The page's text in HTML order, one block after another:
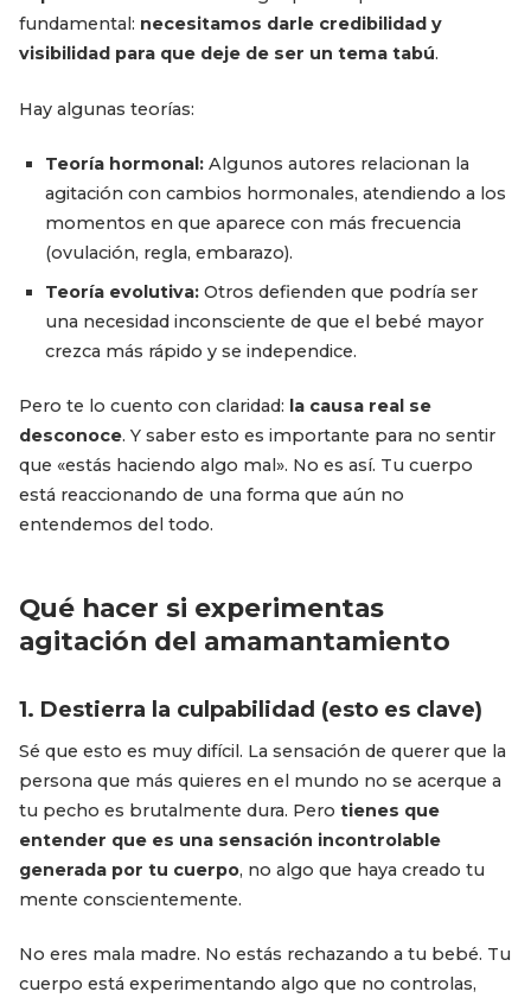
fundamental: necesitamos darle credibilidad y
visibilidad para que deje de ser un tema tabú.
Hay algunas teorías:
Teoría hormonal:Algunos autores relacionan la
agitación con cambios hormonales, atendiendo a los
momentos en que aparece con más frecuencia
(ovulación, regla, embarazo).
Teoría evolutiva:Otros defienden que podría ser
una necesidad inconsciente de que el bebé mayor
crezca más rápido y se independice.
Pero te lo cuento con claridad: la causa real se
desconoce. Y saber esto es importante para no sentir
que «estás haciendo algo mal». No es así. Tu cuerpo
está reaccionando de una forma que aún no
entendemos del todo.
Qué hacer si experimentas
agitación del amamantamiento
1. Destierra la culpabilidad (esto es clave)
Sé que esto es muy difícil. La sensación de querer que la
persona que más quieres en el mundo no se acerque a
tu pecho es brutalmente dura. Pero tienes que
entender que es una sensación incontrolable
generada por tu cuerpo, no algo que haya creado tu
mente conscientemente.
No eres mala madre. No estás rechazando a tu bebé. Tu
cuerpo está experimentando algo que no controlas,